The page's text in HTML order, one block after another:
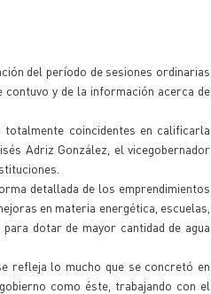
del período de sesiones ordinarias
contuvo y de la información acerca de
coincidentes en calificarla
Adriz González, el vicegobernador
detallada de los emprendimientos
en materia energética, escuelas,
dotar de mayor cantidad de agua
refleja lo mucho que se concretó en
como éste, trabajando con el